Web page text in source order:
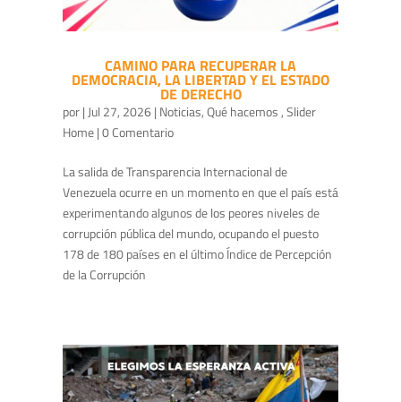
CAMINO PARA RECUPERAR LA
DEMOCRACIA, LA LIBERTAD Y EL ESTADO
DE DERECHO
por| Jul 27, 2026| Noticias,Qué hacemos ,Slider
Home| 0 Comentario
La salida de Transparencia Internacional de
Venezuela ocurre en un momento en que el país está
experimentando algunos de los peores niveles de
corrupción pública del mundo, ocupando el puesto
178 de 180 países en el último Índice de Percepción
de la Corrupción